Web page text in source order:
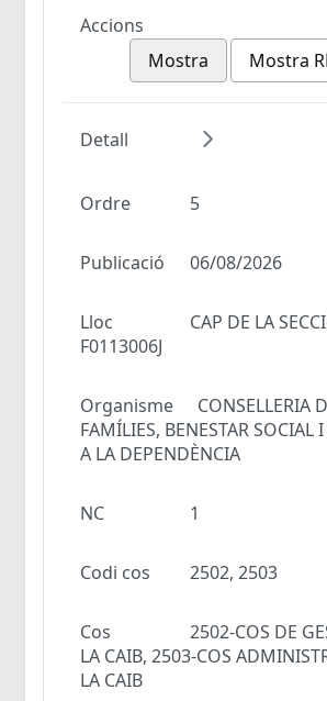
Accions
Mostra
Mostra
Detall
Ordre 5
Publicació 06/08/2026
Lloc
CAP DE LA SECCIÓ X -
F0113006J
Organisme
CONSELLERIA
FAMÍLIES, BENESTAR SOCIAL
A LA DEPENDÈNCIA
NC 1
Codi cos 2502, 2503
Cos
2502-COS DE
LA CAIB, 2503-COS
LA CAIB